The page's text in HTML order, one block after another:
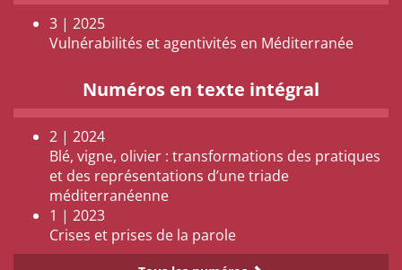
3 | 2025
Vulnérabilités et agentivités en Méditerranée
Numéros en texte intégral
2 | 2024
Blé, vigne, olivier : transformations des pratiques
et des représentations d’une triade
méditerranéenne
1 | 2023
Crises et prises de la parole